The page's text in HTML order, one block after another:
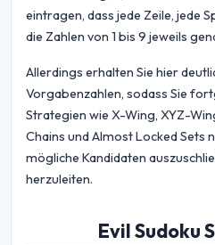
eintragen, dass jede Zeile, jede
die Zahlen von 1 bis 9 jeweils
Allerdings erhalten Sie hier
Vorgabenzahlen, sodass Sie
Strategien wie X-Wing, XYZ-
Chains und Almost Locked Sets
mögliche Kandidaten
herzuleiten.
Evil Sudoku